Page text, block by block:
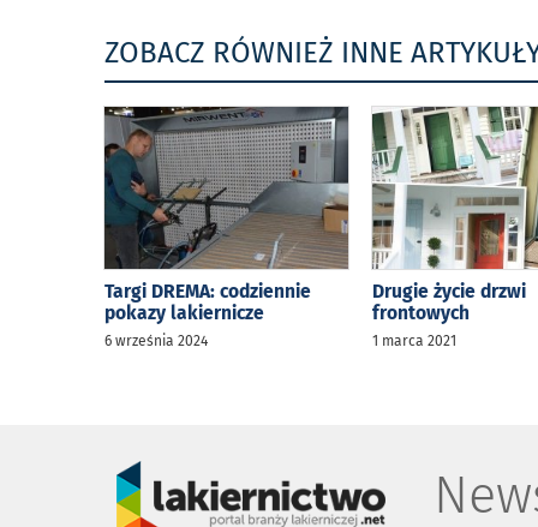
ZOBACZ RÓWNIEŻ INNE
Targi DREMA: codziennie
pokazy lakiernicze
6 września 2024
Drugie życie drzwi
frontowych
1 marca 2021